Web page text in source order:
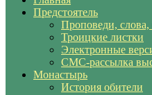
Предстоятель
Проповеди,
Троицкие листки
Электронные
СМС-рассылка
Монастырь
История обители